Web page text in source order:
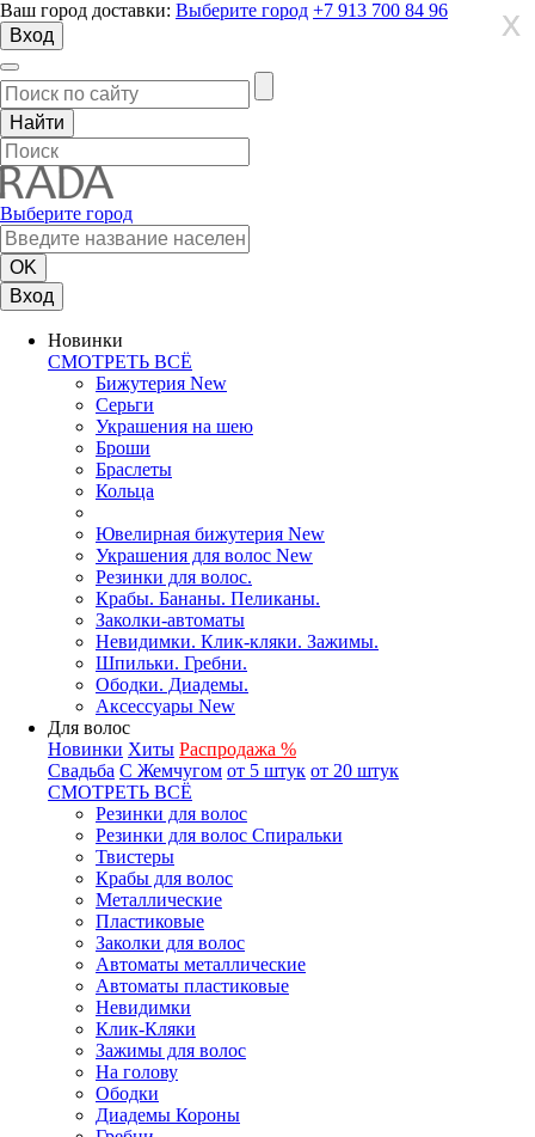
Ваш город доставки: Выберите город +7 913 700 84 96
Вход
Выберите город
Вход
Новинки
СМОТРЕТЬ ВСЁ
Бижутерия New
Серьги
Украшения на шею
Броши
Браслеты
Кольца
Ювелирная бижутерия New
Украшения для волос New
Резинки для волос.
Крабы. Бананы. Пеликаны.
Заколки-автоматы
Невидимки. Клик-кляки. Зажимы.
Шпильки. Гребни.
Ободки. Диадемы.
Аксессуары New
Для волос
Новинки Хиты Распродажа %
Свадьба С Жемчугом от 5 штук от 20 штук
СМОТРЕТЬ ВСЁ
Резинки для волос
Резинки для волос Спиральки
Твистеры
Крабы для волос
Металлические
Пластиковые
Заколки для волос
Автоматы металлические
Автоматы пластиковые
Невидимки
Клик-Кляки
Зажимы для волос
На голову
Ободки
Диадемы Короны
X
X
X